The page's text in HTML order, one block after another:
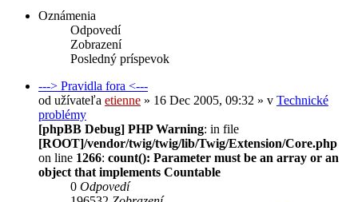
Oznámenia
Odpovedí
Zobrazení
Posledný príspevok
---> Pravidla fora <---
od užívateľa etienne » 16 Dec 2005, 09:32 » v Technické
problémy
[phpBB Debug] PHP Warning: in file
[ROOT]/vendor/twig/twig/lib/Twig/Extension/Core.php
on line 1266: count(): Parameter must be an array or an
object that implements Countable
0 Odpovedí